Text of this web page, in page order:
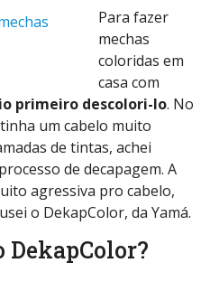
Para fazer
mechas
coloridas em
casa com
primeiro descolori-lo. No
um cabelo muito
de tintas, achei
de decapagem. A
agressiva pro cabelo,
o DekapColor, da Yamá.